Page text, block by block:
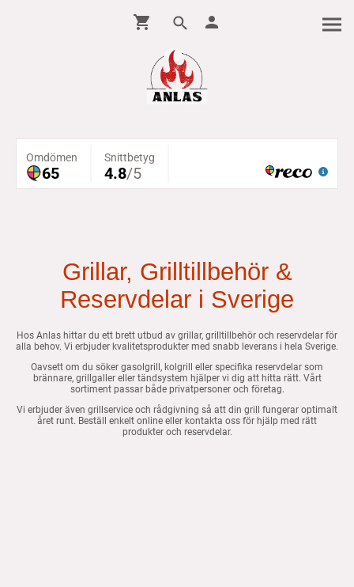
Grillar, Grilltillbehör &
Reservdelar i Sverige
Hos Anlas hittar du ett brett utbud av grillar, grilltillbehör och reservdelar för
alla behov. Vi erbjuder kvalitetsprodukter med snabb leverans i hela Sverige.
Oavsett om du söker gasolgrill, kolgrill eller specifika reservdelar som
brännare, grillgaller eller tändsystem hjälper vi dig att hitta rätt. Vårt
sortiment passar både privatpersoner och företag.
Vi erbjuder även grillservice och rådgivning så att din grill fungerar optimalt
året runt. Beställ enkelt online eller kontakta oss för hjälp med rätt
produkter och reservdelar.